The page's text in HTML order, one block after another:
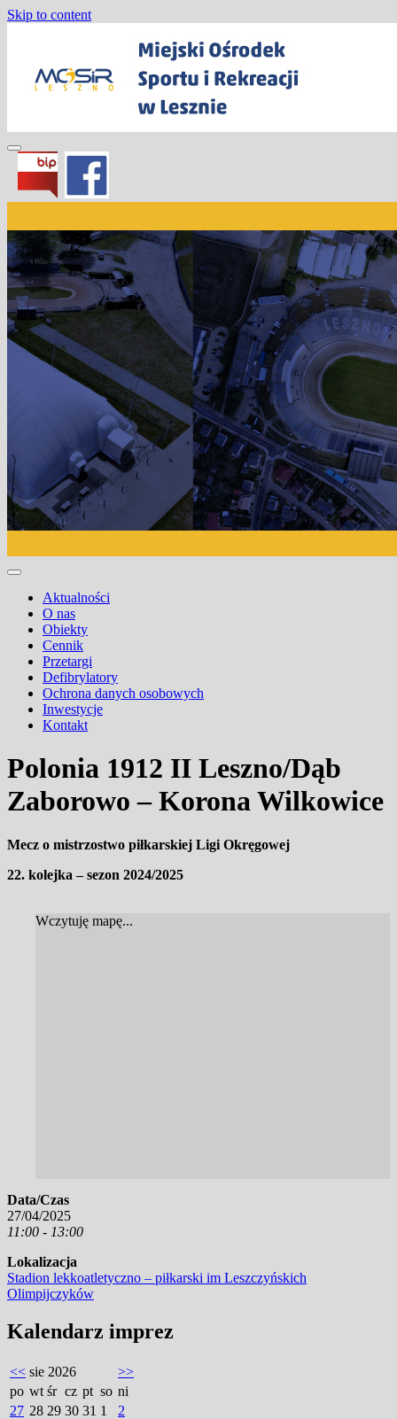
Skip to content
Miejski Ośrodek Sportu i Rekreacji w
Lesznie
Aktualności
O nas
Obiekty
Cennik
Przetargi
Defibrylatory
Ochrona danych osobowych
Inwestycje
Kontakt
Polonia 1912 II Leszno/Dąb
Zaborowo – Korona Wilkowice
Mecz o mistrzostwo piłkarskiej Ligi Okręgowej
22. kolejka – sezon 2024/2025
Wczytuję mapę...
Data/Czas
27/04/2025
11:00 - 13:00
Lokalizacja
Stadion lekkoatletyczno – piłkarski im Leszczyńskich
Olimpijczyków
Kalendarz imprez
<< sie 2026
>>
po wt śr cz pt so ni
27 28 29 30 31 1
2